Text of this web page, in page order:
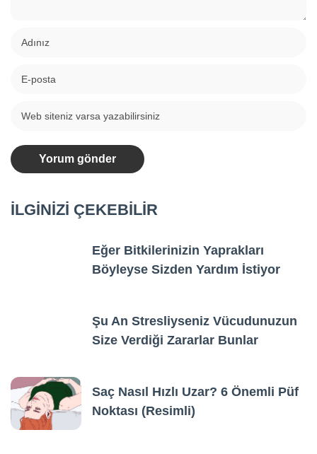
İLGİNİZİ ÇEKEBİLİR
Eğer Bitkilerinizin Yaprakları
Böyleyse Sizden Yardım İstiyor
Şu An Stresliyseniz Vücudunuzun
Size Verdiği Zararlar Bunlar
Saç Nasıl Hızlı Uzar? 6 Önemli Püf
Noktası (Resimli)